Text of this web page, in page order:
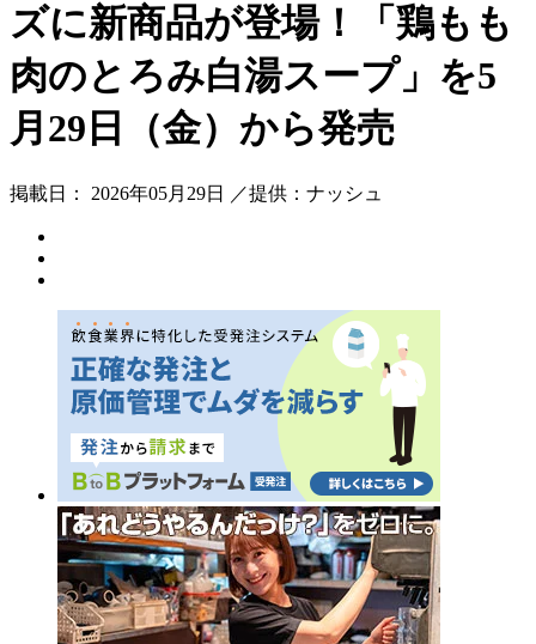
ズに新商品が登場！「鶏もも
肉のとろみ白湯スープ」を5
月29日（金）から発売
掲載日： 2026年05月29日 ／提供：ナッシュ